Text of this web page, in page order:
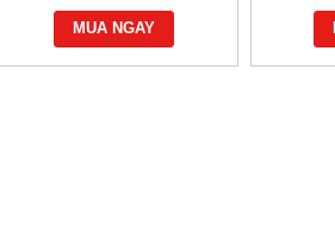
MUA NGAY